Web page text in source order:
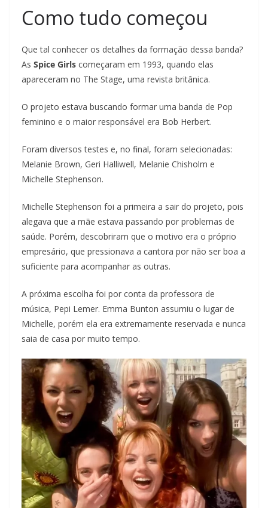
Como tudo começou
Que tal conhecer os detalhes da formação dessa banda?
As Spice Girls começaram em 1993, quando elas
apareceram no The Stage, uma revista britânica.
O projeto estava buscando formar uma banda de Pop
feminino e o maior responsável era Bob Herbert.
Foram diversos testes e, no final, foram selecionadas:
Melanie Brown, Geri Halliwell, Melanie Chisholm e
Michelle Stephenson.
Michelle Stephenson foi a primeira a sair do projeto, pois
alegava que a mãe estava passando por problemas de
saúde. Porém, descobriram que o motivo era o próprio
empresário, que pressionava a cantora por não ser boa a
suficiente para acompanhar as outras.
A próxima escolha foi por conta da professora de
música, Pepi Lemer. Emma Bunton assumiu o lugar de
Michelle, porém ela era extremamente reservada e nunca
saia de casa por muito tempo.